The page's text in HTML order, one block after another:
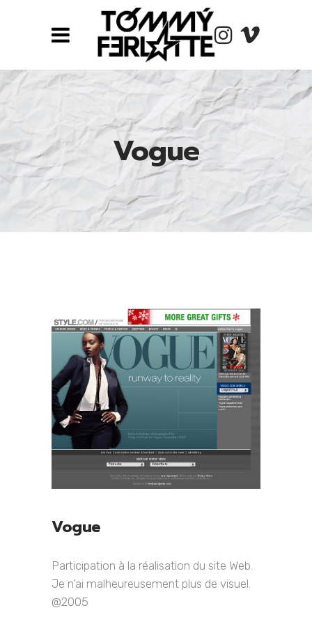
Vogue
Vogue
Participation à la réalisation du site Web.
Je n’ai malheureusement plus de visuel.
@2005